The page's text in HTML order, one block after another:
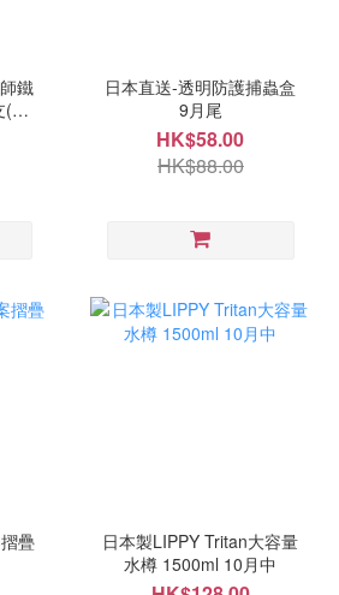
鐵
(單
日本直送-透明防護捕蟲盒
9月尾
HK$58.00
HK$88.00
疊
日本製LIPPY Tritan大容量
水樽 1500ml 10月中